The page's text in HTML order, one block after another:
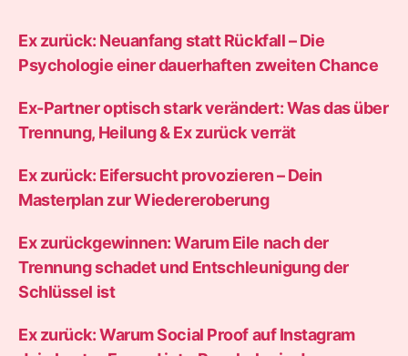
Ex zurück: Neuanfang statt Rückfall – Die
Psychologie einer dauerhaften zweiten Chance
Ex-Partner optisch stark verändert: Was das über
Trennung, Heilung & Ex zurück verrät
Ex zurück: Eifersucht provozieren – Dein
Masterplan zur Wiedereroberung
Ex zurückgewinnen: Warum Eile nach der
Trennung schadet und Entschleunigung der
Schlüssel ist
Ex zurück: Warum Social Proof auf Instagram